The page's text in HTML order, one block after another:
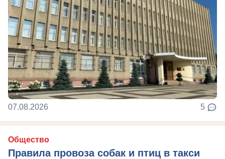
07.08.2026 5
Общество
Правила провоза собак и птиц в такси